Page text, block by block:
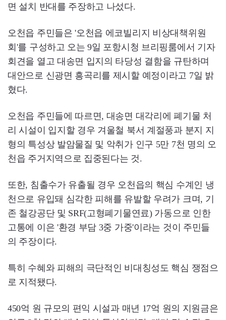
면 설치 반대를 주장하고 나섰다.
오천읍 주민들은 '오천읍 에코빌리지 비상대책위원
회'를 구성하고 오는 9일 포항시청 브리핑룸에서 기자
회견을 열고 대송면 입지의 타당성 결함을 규탄하며
대안으로 신광면 흥곡리를 제시할 예정이라고 7일 밝
혔다.
오천읍 주민들에 따르면, 대송면 대각리에 폐기물 처
리 시설이 입지할 경우 겨울철 북서 계절풍과 분지 지
형의 특성상 발암물질 및 악취가 인구 5만 7천 명의 오
천읍 주거지역으로 집중된다는 것.
또한, 침출수가 유출될 경우 오천읍의 핵심 수계인 냉
천으로 유입돼 심각한 피해를 유발할 우려가 크며, 기
존 철강공단 및 SRF(고형폐기물연료) 가동으로 인한
고통에 이은 '환경 부담 3중 가중'이라는 것이 주민들
의 주장이다.
특히 수혜와 피해의 극단적인 비대칭성도 핵심 쟁점으
로 지적됐다.
450억 원 규모의 편익 시설과 매년 17억 원의 지원금은